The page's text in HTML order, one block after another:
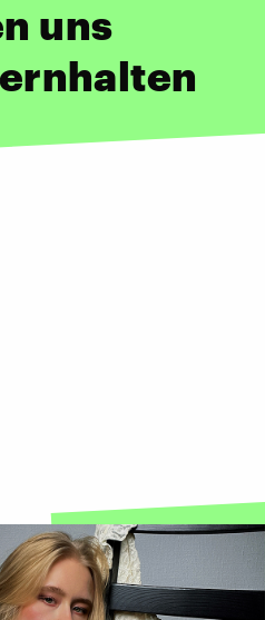
uns